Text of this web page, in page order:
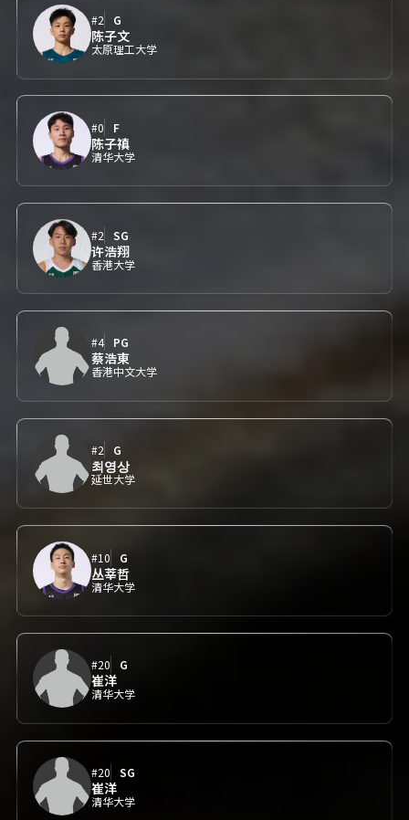
#2 G
陈子文
太原理工大学
#0 F
陈子禛
清华大学
#2 SG
许浩翔
香港大学
#4 PG
蔡浩東
香港中文大学
#2 G
최영상
延世大学
#10 G
丛莘哲
清华大学
#20 G
崔洋
清华大学
#20 SG
崔洋
清华大学